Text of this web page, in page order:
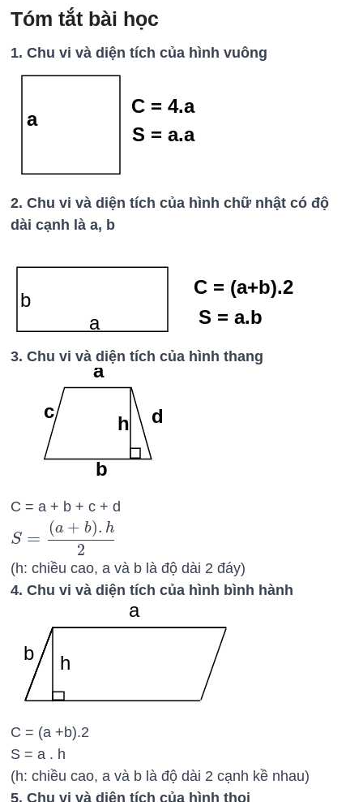
Tóm tắt bài học
1. Chu vi và diện tích của hình vuông
a
C = 4.a
S = a.a
2. Chu vi và diện tích của hình chữ nhật có độ
dài cạnh là a, b
b
a
C = (a+b).2
S = a.b
3. Chu vi và diện tích của hình thang
a
b
c d
h
C = a + b + c + d
S =
(a + b). h
2
S=(a +b).h2
(h: chiều cao, a và b là độ dài 2 đáy)
4. Chu vi và diện tích của hình bình hành
a
b
h
C = (a +b).2
S = a . h
(h: chiều cao, a và b là độ dài 2 cạnh kề nhau)
5. Chu vi và diện tích của hình thoi